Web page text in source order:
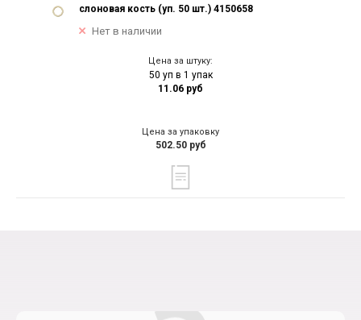
слоновая кость (уп. 50 шт.) 4150658
Нет в наличии
Цена за штуку:
50 уп в 1 упак
11.06 руб
Цена за упаковку
502.50 руб